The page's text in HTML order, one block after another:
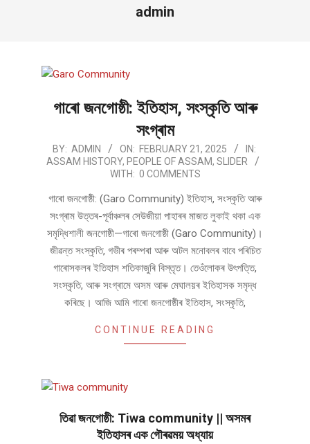
admin
গাৰো জনগোষ্ঠী: ইতিহাস, সংস্কৃতি আৰু
সংগ্ৰাম
2025-
02-
BY: ADMIN ON: FEBRUARY 21, 2025
IN:
ASSAM HISTORY, PEOPLE OF ASSAM, SLIDER
WITH: 0 COMMENTS
গাৰো জনগোষ্ঠী: (Garo Community) ইতিহাস, সংস্কৃতি আৰু
সংগ্ৰাম উত্তৰ-পূৰ্বাঞ্চলৰ সেউজীয়া পাহাৰৰ মাজত লুকাই থকা এক
সমৃদ্ধিশালী জনগোষ্ঠী—গাৰো জনগোষ্ঠী (Garo Community)।
জীৱন্ত সংস্কৃতি, গভীৰ পৰম্পৰা আৰু অটল মনোবলৰ বাবে পৰিচিত
গাৰোসকলৰ ইতিহাস শতিকাজুৰি বিস্তৃত। তেওঁলোকৰ উৎপত্তি,
সংস্কৃতি, আৰু সংগ্ৰামে অসম আৰু মেঘালয়ৰ ইতিহাসক সমৃদ্ধ
কৰিছে। আজি আমি গাৰো জনগোষ্ঠীৰ ইতিহাস, সংস্কৃতি,
CONTINUE READING
তিৱা জনগোষ্ঠী: Tiwa community || অসমৰ
ইতিহাসৰ এক গৌৰৱময় অধ্যায়